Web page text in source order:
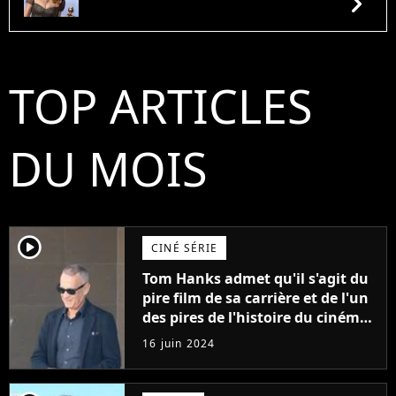
TOP ARTICLES
DU MOIS
player2 CINÉ SÉRIE
Tom Hanks admet qu'il s'agit du
pire film de sa carrière et de l'un
des pires de l'histoire du cinéma :
"L'un des films les plus
médiocres jamais réalisés"
16 juin 2024